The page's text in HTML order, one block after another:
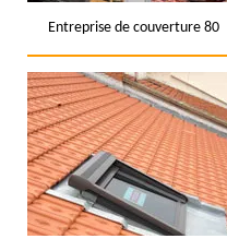
Entreprise de couverture 80